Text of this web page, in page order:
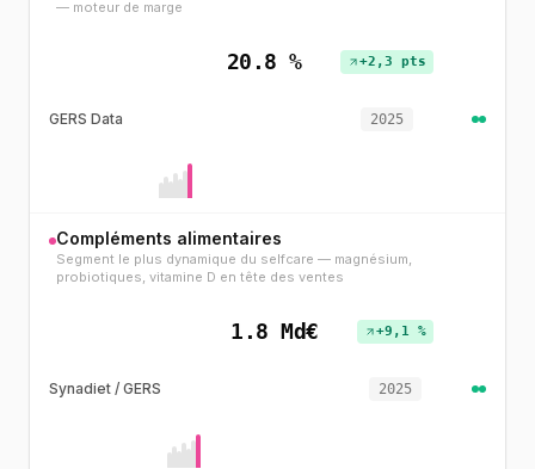
— moteur de marge
20.8 % +2,3 pts
GERS Data 2025
Compléments alimentaires
Segment le plus dynamique du selfcare — magnésium,
probiotiques, vitamine D en tête des ventes
1.8 Md€ +9,1 %
Synadiet / GERS 2025